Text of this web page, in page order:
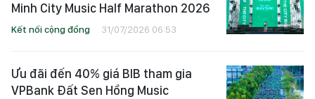
Minh City Music Half Marathon 2026
Kết nối cộng đồng 31/07/2026 06:53
Ưu đãi đến 40% giá BIB tham gia
VPBank Đất Sen Hồng Music